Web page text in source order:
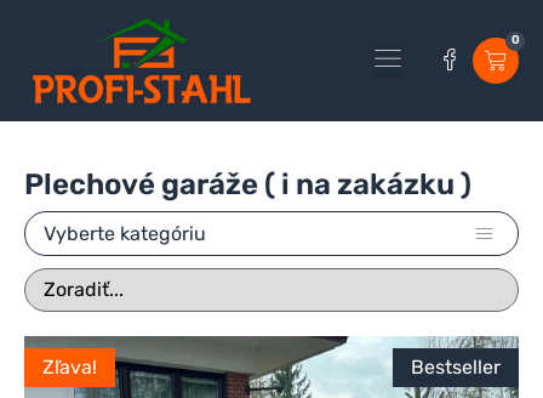
0
Plechové garáže ( i na zakázku )
Vyberte kategóriu
Zľava! Bestseller